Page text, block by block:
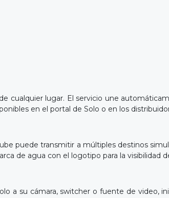
cualquier lugar. El servicio une
en el portal de Solo o en los
puede transmitir a múltiples destinos
de agua con el logotipo para la visibilidad
a su cámara, switcher o fuente de video,